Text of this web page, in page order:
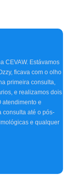
CEVAW. Estávamos
ficava com o olho
primeira consulta,
e realizamos dois
atendimento e
consulta até o pós-
e qualquer